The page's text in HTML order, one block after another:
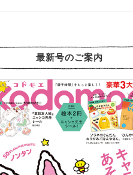
最新号のご案内